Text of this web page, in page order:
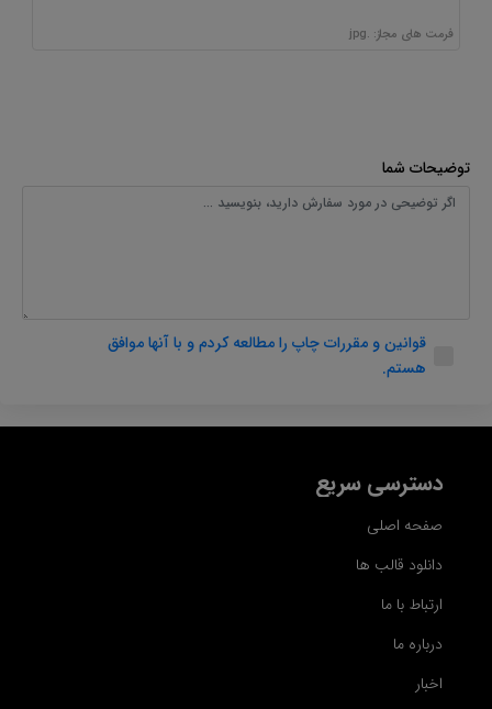
فرمت های مجاز: .jpg
توضیحات شما
قوانین و مقررات چاپ را مطالعه کردم و با آنها موافق
هستم.
دسترسی سریع
صفحه اصلی
دانلود قالب ها
ارتباط با ما
درباره ما
اخبار